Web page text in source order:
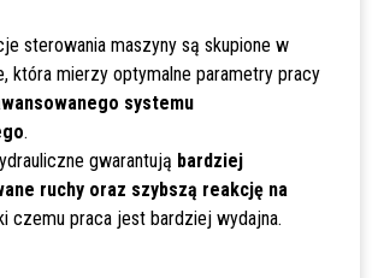
sterowania maszyny są skupione w
która mierzy optymalne parametry pracy
systemu
.
gwarantują bardziej
ruchy oraz szybszą reakcję na
czemu praca jest bardziej wydajna.